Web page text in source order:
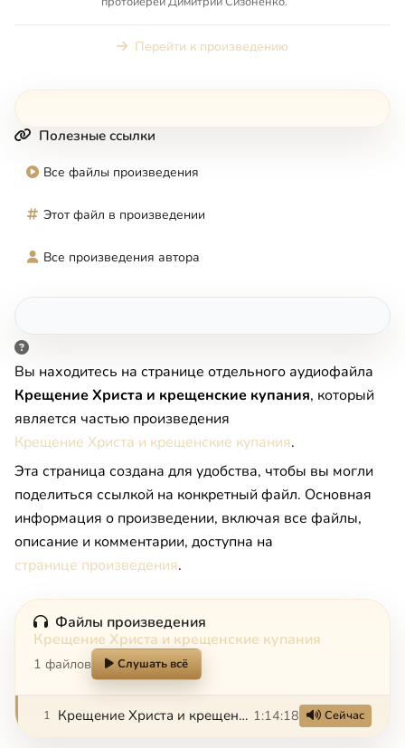
Перейти к произведению
Полезные ссылки
Все файлы произведения
Этот файл в произведении
Все произведения автора
Вы находитесь на странице отдельного аудиофайла
Крещение Христа и крещенские купания, который
является частью произведения
Крещение Христа и крещенские купания.
Эта страница создана для удобства, чтобы вы могли
поделиться ссылкой на конкретный файл. Основная
информация о произведении, включая все файлы,
описание и комментарии, доступна на
странице произведения.
Файлы произведения
Крещение Христа и крещенские купания
1 файлов Слушать всё
1 Крещение Христа и крещенские купания 1:14:18 Сейчас